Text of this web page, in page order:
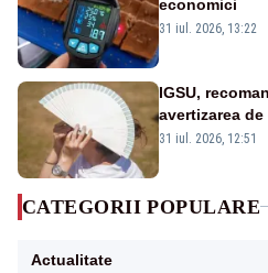
economici
31 iul. 2026, 13:22
IGSU,
avertizarea
meteorologi
31 iul. 2026, 12:51
CATEGORII POPULARE
Actualitate